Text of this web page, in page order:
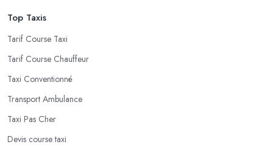
Top Taxis
Tarif Course Taxi
Tarif Course Chauffeur
Taxi Conventionné
Transport Ambulance
Taxi Pas Cher
Devis course taxi